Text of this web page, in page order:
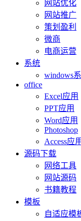
网站优化
网站推广
策划盈利
微商
电商运营
系统
windows
office
Excel应用
PPT应用
Word应用
Photoshop
Access应用
源码下载
网络工具
网站源码
书籍教程
模板
自适应模